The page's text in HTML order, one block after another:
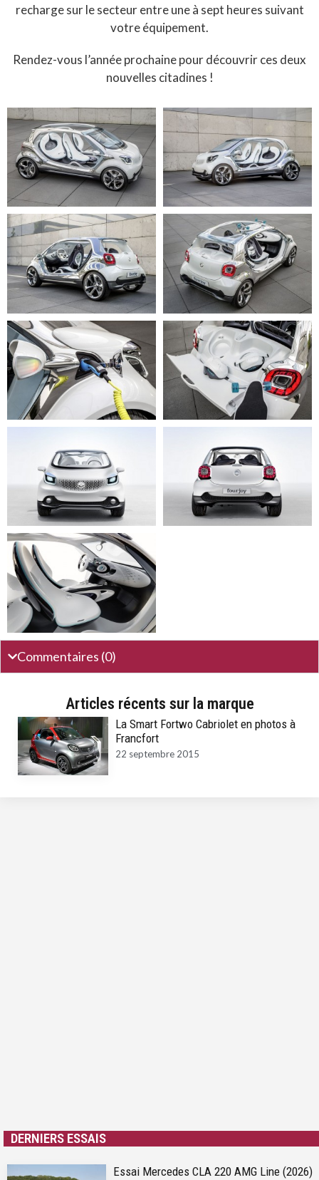
recharge sur le secteur entre une à sept heures suivant
votre équipement.
Rendez-vous l’année prochaine pour découvrir ces deux
nouvelles citadines !
Commentaires (0)
Articles récents sur la marque
La Smart Fortwo Cabriolet en photos à
Francfort
22 septembre 2015
DERNIERS ESSAIS
Essai Mercedes CLA 220 AMG Line (2026)